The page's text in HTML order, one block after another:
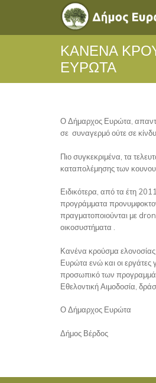
ΚΑΝΈΝΑ
ΕΥΡΏΤΑ
Ο Δήμαρχος Ευρώτα,
σε συναγερμό ούτε σε
Πιο συγκεκριμένα, τα
καταπολέμησης των
Ειδικότερα, από τα έτη
προγράμματα
πραγματοποιούνται με
οικοσυστήματα .
Κανένα κρούσμα ελονοσίας
Ευρώτα ενώ και οι εργάτες
προσωπικό των
Εθελοντική Αιμοδοσία,
Ο Δήμαρχος Ευρώτα
Δήμος Βέρδος